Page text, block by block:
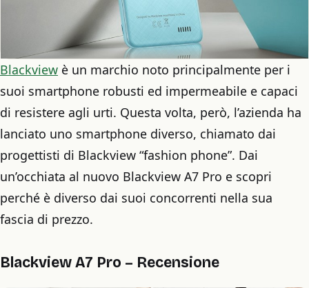
Blackview è un marchio noto principalmente per i
suoi smartphone robusti ed impermeabile e capaci
di resistere agli urti. Questa volta, però, l’azienda ha
lanciato uno smartphone diverso, chiamato dai
progettisti di Blackview “fashion phone”. Dai
un’occhiata al nuovo Blackview A7 Pro e scopri
perché è diverso dai suoi concorrenti nella sua
fascia di prezzo.
Blackview A7 Pro – Recensione